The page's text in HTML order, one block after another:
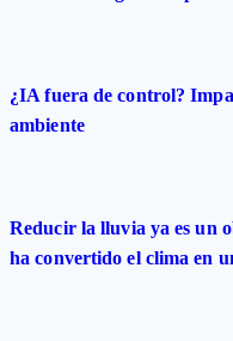
¿IA fuera de control?
ambiente
Reducir la lluvia ya es un
ha convertido el clima en